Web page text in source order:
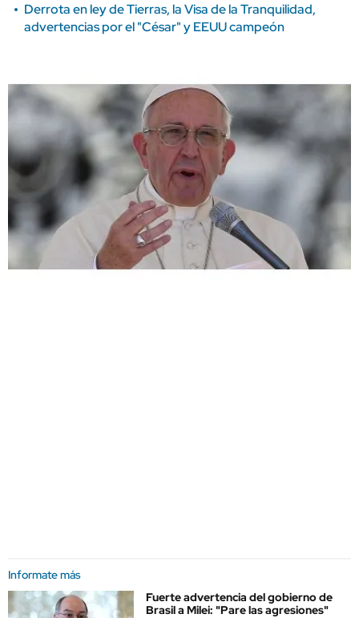
Derrota en ley de Tierras, la Visa de la Tranquilidad,
advertencias por el "César" y EEUU campeón
Informate más
Fuerte advertencia del gobierno de
Brasil a Milei: "Pare las agresiones"